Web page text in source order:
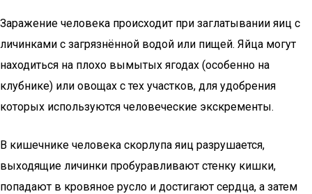
Заражение человека происходит при заглатывании яиц с
личинками с загрязнённой водой или пищей. Яйца могут
находиться на плохо вымытых ягодах (особенно на
клубнике) или овощах с тех участков, для удобрения
которых используются человеческие экскременты.
В кишечнике человека скорлупа яиц разрушается,
выходящие личинки пробуравливают стенку кишки,
попадают в кровяное русло и достигают сердца, а затем